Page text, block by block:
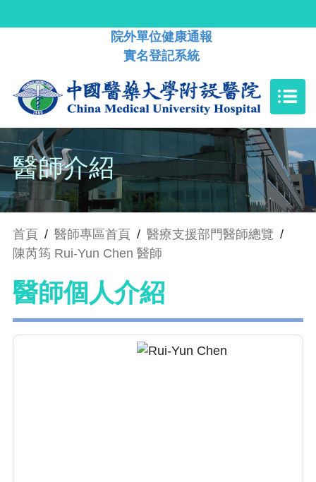
院外單位健康通報
實名登記系統
醫師介紹
首頁 / 醫師專區首頁 / 醫療支援部門醫師總覽 /
陳芮筠 Rui-Yun Chen 醫師
醫師個人介紹